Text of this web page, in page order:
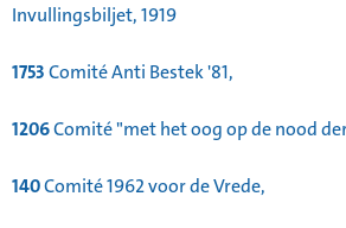
Invullingsbiljet, 1919
1753Comité Anti Bestek '81,
1206Comité "met het oog op de nood
140Comité 1962 voor de Vrede,